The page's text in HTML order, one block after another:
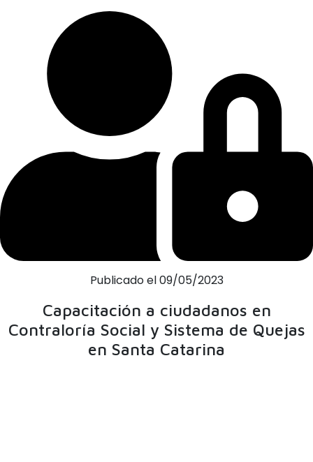
Publicado el 09/05/2023
Capacitación a ciudadanos en
Contraloría Social y Sistema de Quejas
en Santa Catarina